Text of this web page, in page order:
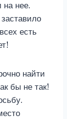
нее.
есть
найти
бы не так!